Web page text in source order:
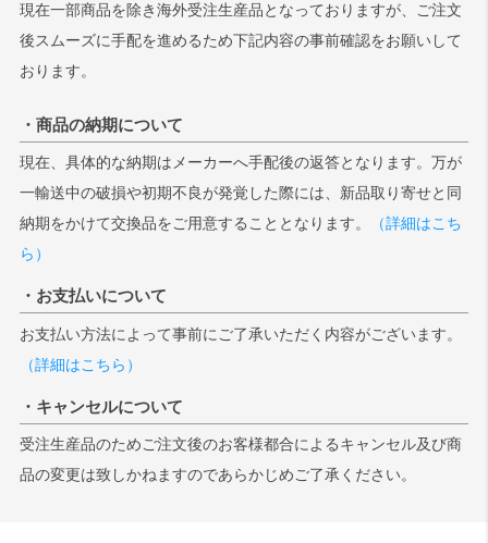
検索
現在一部商品を除き海外受注生産品となっておりますが、ご注文
後スムーズに手配を進めるため下記内容の事前確認をお願いして
おります。
・商品の納期について
現在、具体的な納期はメーカーへ手配後の返答となります。万が
一輸送中の破損や初期不良が発覚した際には、新品取り寄せと同
納期をかけて交換品をご用意することとなります。
（詳細はこち
ら）
・お支払いについて
お支払い方法によって事前にご了承いただく内容がございます。
（詳細はこちら）
・キャンセルについて
受注生産品のためご注文後のお客様都合によるキャンセル及び商
品の変更は致しかねますのであらかじめご了承ください。